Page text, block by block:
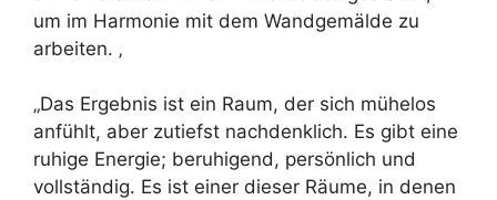
um im Harmonie mit dem Wandgemälde zu
arbeiten. ‚
„Das Ergebnis ist ein Raum, der sich mühelos
anfühlt, aber zutiefst nachdenklich. Es gibt eine
ruhige Energie; beruhigend, persönlich und
vollständig. Es ist einer dieser Räume, in denen